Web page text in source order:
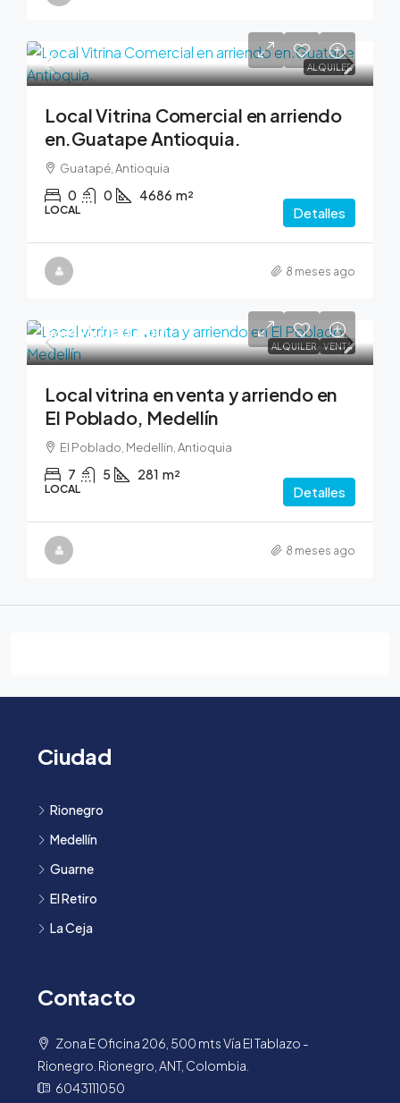
ALQUILER
0
Local Vitrina Comercial en arriendo
en.Guatape Antioquia.
Guatapé, Antioquia
0 0 4686 m²
LOCAL Detalles
8 meses ago
ALQUILER VENTA
$3,495,000,000
Local vitrina en venta y arriendo en
El Poblado, Medellín
El Poblado, Medellín, Antioquia
7 5 281 m²
LOCAL Detalles
8 meses ago
Ciudad
Rionegro
Medellín
Guarne
El Retiro
La Ceja
Contacto
Zona E Oficina 206, 500 mts Vía El Tablazo -
Rionegro. Rionegro, ANT, Colombia.
6043111050